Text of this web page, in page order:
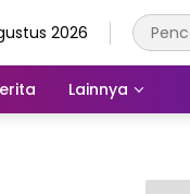
2026
Lainnya